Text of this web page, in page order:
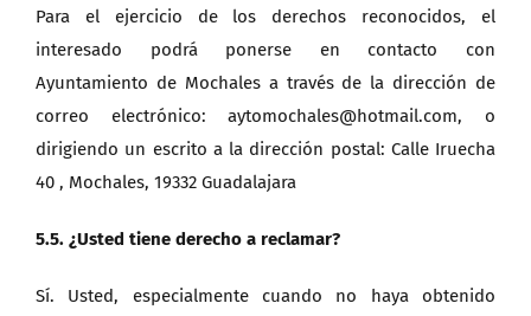
Para el ejercicio de los derechos reconocidos, el
interesado podrá ponerse en contacto con
Ayuntamiento de Mochales a través de la dirección de
correo electrónico: aytomochales@hotmail.com, o
dirigiendo un escrito a la dirección postal: Calle Iruecha
40 , Mochales, 19332 Guadalajara
5.5. ¿Usted tiene derecho a reclamar?
Sí. Usted, especialmente cuando no haya obtenido